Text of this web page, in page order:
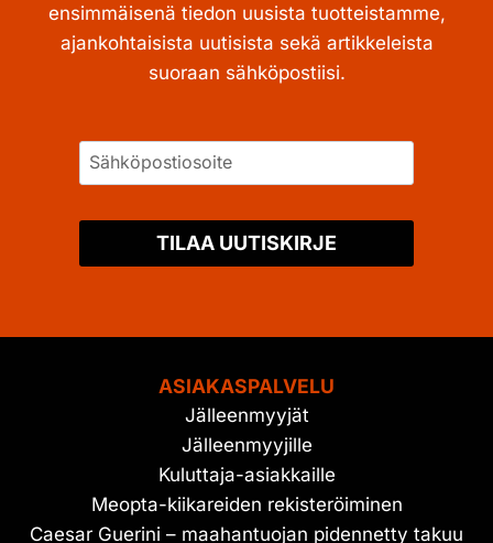
ensimmäisenä tiedon uusista tuotteistamme,
ajankohtaisista uutisista sekä artikkeleista
suoraan sähköpostiisi.
TILAA UUTISKIRJE
ASIAKASPALVELU
Jälleenmyyjät
Jälleenmyyjille
Kuluttaja-asiakkaille
Meopta-kiikareiden rekisteröiminen
Caesar Guerini – maahantuojan pidennetty takuu